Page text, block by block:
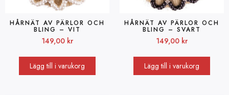
HÅRNÄT AV PÄRLOR OCH
BLING – VIT
149,00 kr
Lägg till i varukorg
HÅRNÄT AV PÄRLOR OCH
BLING – SVART
149,00 kr
Lägg till i varukorg